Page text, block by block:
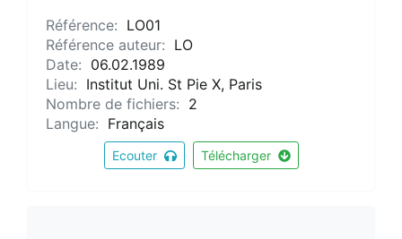
Référence: LO01
Référence auteur: LO
Date: 06.02.1989
Lieu: Institut Uni. St Pie X, Paris
Nombre de fichiers: 2
Langue: Français
Ecouter Télécharger